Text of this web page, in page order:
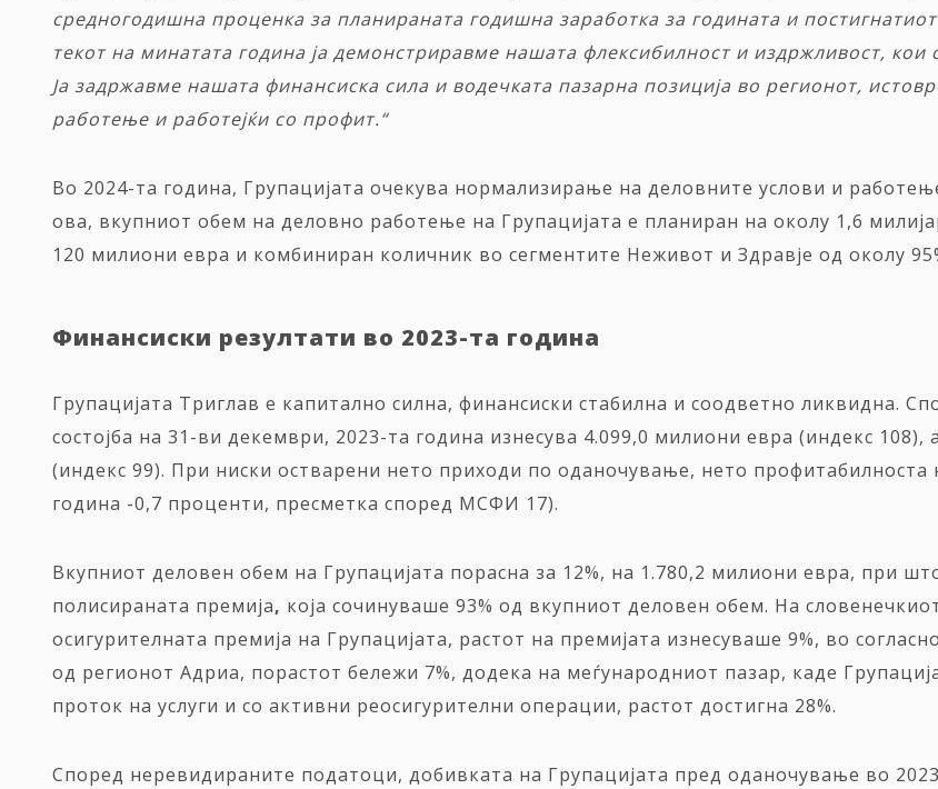
средногодишна проценка за планираната годишна заработка за годината и
текот на минатата година ја демонстриравме нашата флексибилност и издржливост,
Ја задржавме нашата финансиска сила и водечката пазарна позиција во регионот,
работење и работејќи со профит.“
Во 2024-та година, Групацијата очекува нормализирање на деловните услови и
ова, вкупниот обем на деловно работење на Групацијата е планиран на околу 1,6
120 милиони евра и комбиниран количник во сегментите Неживот и Здравје од околу
Финансиски резултати во 2023-та година
Групацијата Триглав е капитално силна, финансиски стабилна и соодветно ликвидна.
состојба на 31-ви декември, 2023-та година изнесува 4.099,0 милиони евра (индекс
(индекс 99). При ниски остварени нето приходи по оданочување, нето профитабилноста
година -0,7 проценти, пресметка според МСФИ 17).
Вкупниот деловен обем на Групацијата порасна за 12%, на 1.780,2 милиони евра, при
полисираната премија, која сочинуваше 93% од вкупниот деловен обем. На
осигурителната премија на Групацијата, растот на премијата изнесуваше 9%, во
од регионот Адриа, порастот бележи 7%, додека на меѓународниот пазар, каде
проток на услуги и со активни реосигурителни операции, растот достигна 28%.
Според неревидираните податоци, добивката на Групацијата пред оданочување во